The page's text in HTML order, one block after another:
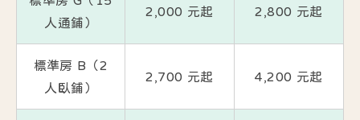
人通鋪）
2,000 元起 2,800 元起
標準房 B（2
人臥鋪）
2,700 元起 4,200 元起